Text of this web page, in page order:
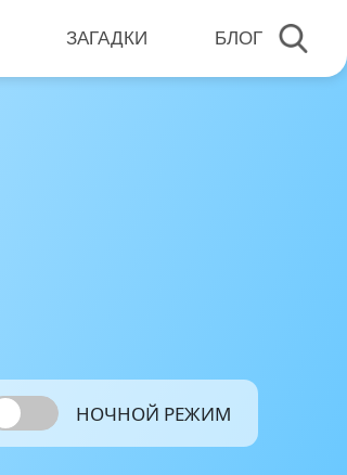
ЗАГАДКИ БЛОГ
НОЧНОЙ РЕЖИМ